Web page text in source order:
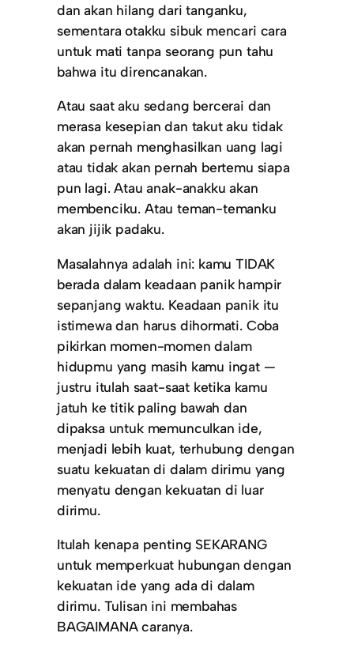
dan akan hilang dari tanganku,
sementara otakku sibuk mencari cara
untuk mati tanpa seorang pun tahu
bahwa itu direncanakan.
Atau saat aku sedang bercerai dan
merasa kesepian dan takut aku tidak
akan pernah menghasilkan uang lagi
atau tidak akan pernah bertemu siapa
pun lagi. Atau anak-anakku akan
membenciku. Atau teman-temanku
akan jijik padaku.
Masalahnya adalah ini: kamu TIDAK
berada dalam keadaan panik hampir
sepanjang waktu. Keadaan panik itu
istimewa dan harus dihormati. Coba
pikirkan momen-momen dalam
hidupmu yang masih kamu ingat —
justru itulah saat-saat ketika kamu
jatuh ke titik paling bawah dan
dipaksa untuk memunculkan ide,
menjadi lebih kuat, terhubung dengan
suatu kekuatan di dalam dirimu yang
menyatu dengan kekuatan di luar
dirimu.
Itulah kenapa penting SEKARANG
untuk memperkuat hubungan dengan
kekuatan ide yang ada di dalam
dirimu. Tulisan ini membahas
BAGAIMANA caranya.